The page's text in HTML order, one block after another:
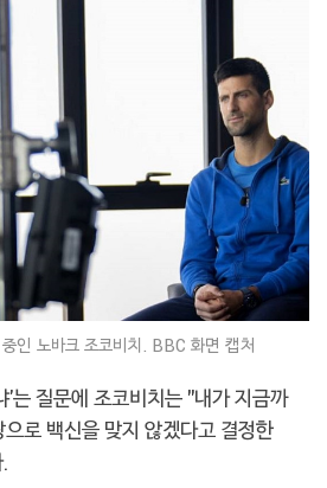
인 노바크 조코비치. BBC 화면 캡처
'는 질문에 조코비치는 "내가 지금까
로 백신을 맞지 않겠다고 결정한